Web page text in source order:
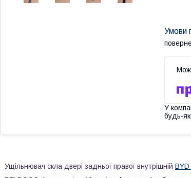
У
будь-
Ущільнювач скла двері задньої правої внутрішній BYD